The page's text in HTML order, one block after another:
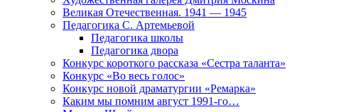
Великая Отечественная. 1941 — 1945
Педагогика С. Артемьевой
Педагогика школы
Педагогика двора
Конкурс короткого рассказа «Сестра таланта»
Конкурс «Во весь голос»
Конкурс новой драматургии «Ремарка»
Каким мы помним август 1991-го…